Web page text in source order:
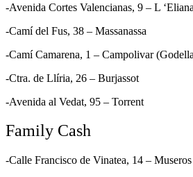
-Avenida Cortes Valencianas, 9 – L ‘Eliana
-Camí del Fus, 38 – Massanassa
-Camí Camarena, 1 – Campolivar
-Ctra. de Llíria, 26 – Burjassot
-Avenida al Vedat, 95 – Torrent
Family Cash
-Calle Francisco de Vinatea, 14 – Museros